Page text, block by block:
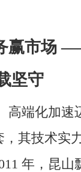
赢市场
坚守
高端化加速
其技术实
年，昆山